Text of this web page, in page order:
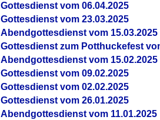
Gottesdienst vom 06.04.2025
Gottesdienst vom 23.03.2025
Abendgottesdienst vom 15.03.2025
Gottesdienst zum Potthuckefest
Abendgottesdienst vom 15.02.2025
Gottesdienst vom 09.02.2025
Gottesdienst vom 02.02.2025
Gottesdienst vom 26.01.2025
Abendgottesdienst vom 11.01.2025